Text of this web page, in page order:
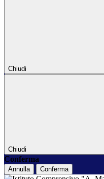
Chiudi
Chiudi
Conferma
Annulla Conferma